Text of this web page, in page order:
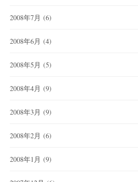
2008年7月 (6)
2008年6月 (4)
2008年5月 (5)
2008年4月 (9)
2008年3月 (9)
2008年2月 (6)
2008年1月 (9)